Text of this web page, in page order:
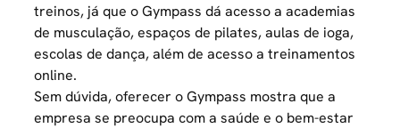
treinos, já que o Gympass dá acesso a academias
de musculação, espaços de pilates, aulas de ioga,
escolas de dança, além de acesso a treinamentos
online.
Sem dúvida, oferecer o Gympass mostra que a
empresa se preocupa com a saúde e o bem-estar